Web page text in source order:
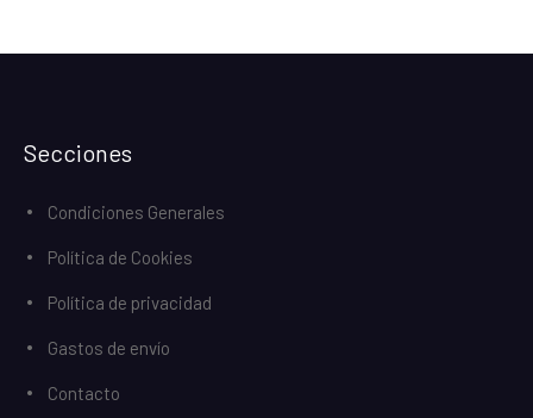
Secciones
Condiciones Generales
Política de Cookies
Política de privacidad
Gastos de envío
Contacto